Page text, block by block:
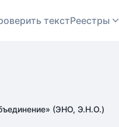
текстРеестры
(ЭНО, Э.Н.О.)